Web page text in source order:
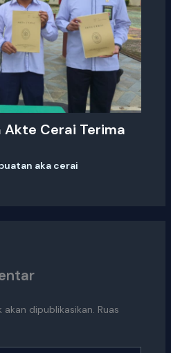
Akte Cerai Terima
aka cerai
dipublikasikan. Ruas